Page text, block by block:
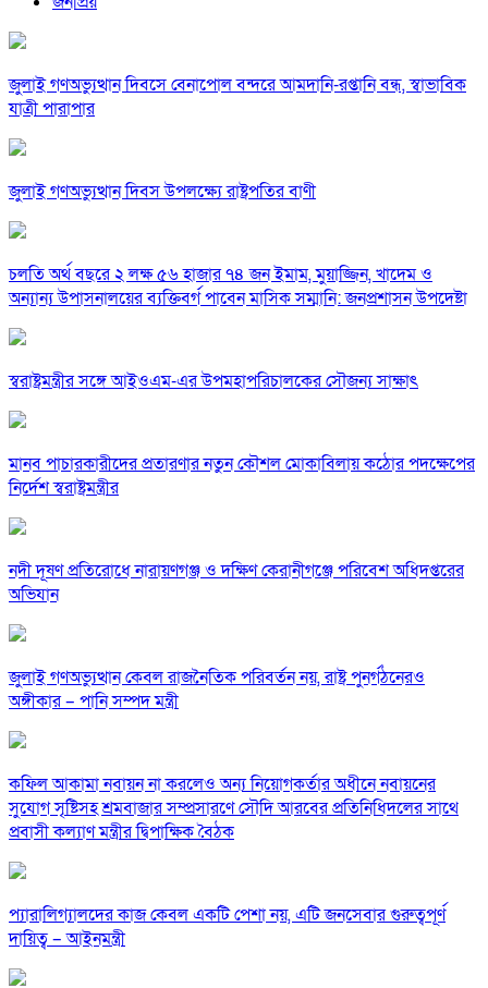
জুলাই গণঅভ্যুত্থান দিবসে বেনাপোল বন্দরে আমদানি-রপ্তানি বন্ধ, স্বাভাবিক
যাত্রী পারাপার
জুলাই গণঅভ্যুত্থান দিবস উপলক্ষ্যে রাষ্ট্রপতির বাণী
চলতি অর্থ বছরে ২ লক্ষ ৫৬ হাজার ৭৪ জন ইমাম, মুয়াজ্জিন, খাদেম ও
অন্যান্য উপাসনালয়ের ব্যক্তিবর্গ পাবেন মাসিক সম্মানি: জনপ্রশাসন উপদেষ্টা
স্বরাষ্ট্রমন্ত্রীর সঙ্গে আইওএম-এর উপমহাপরিচালকের সৌজন্য সাক্ষাৎ
মানব পাচারকারীদের প্রতারণার নতুন কৌশল মোকাবিলায় কঠোর পদক্ষেপের
নির্দেশ স্বরাষ্ট্রমন্ত্রীর
নদী দূষণ প্রতিরোধে নারায়ণগঞ্জ ও দক্ষিণ কেরানীগঞ্জে পরিবেশ অধিদপ্তরের
অভিযান
জুলাই গণঅভ্যুত্থান কেবল রাজনৈতিক পরিবর্তন নয়, রাষ্ট্র পুনর্গঠনেরও
অঙ্গীকার – পানি সম্পদ মন্ত্রী
কফিল আকামা নবায়ন না করলেও অন্য নিয়োগকর্তার অধীনে নবায়নের
সুযোগ সৃষ্টিসহ শ্রমবাজার সম্প্রসারণে সৌদি আরবের প্রতিনিধিদলের সাথে
প্রবাসী কল্যাণ মন্ত্রীর দ্বিপাক্ষিক বৈঠক
প্যারালিগ্যালদের কাজ কেবল একটি পেশা নয়, এটি জনসেবার গুরুত্বপূর্ণ
দায়িত্ব – আইনমন্ত্রী